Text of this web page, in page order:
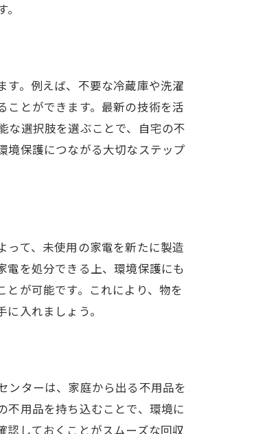
す。例えば、不要な冷蔵庫や洗濯
ことができます。最新の技術を活
な選択肢を選ぶことで、自宅の不
境保護につながる大切なステップ
って、未使用の家電を新たに製造
電を処分できる上、環境保護にも
が可能です。これにより、物を
入れましょう。
ンターは、家庭から出る不用品を
不用品を持ち込むことで、環境に
認しておくことがスムーズな回収